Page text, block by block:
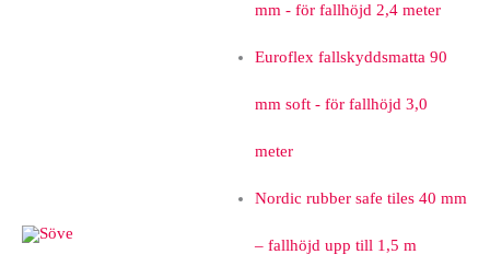
mm - för fallhöjd 2,4 meter
Euroflex fallskyddsmatta 90
mm soft - för fallhöjd 3,0
meter
Nordic rubber safe tiles 40 mm
– fallhöjd upp till 1,5 m